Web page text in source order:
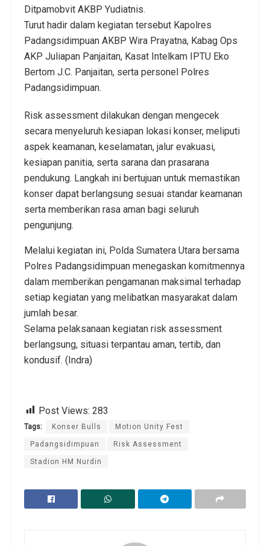
Ditpamobvit AKBP Yudiatnis.
Turut hadir dalam kegiatan tersebut Kapolres
Padangsidimpuan AKBP Wira Prayatna, Kabag Ops
AKP Juliapan Panjaitan, Kasat Intelkam IPTU Eko
Bertom J.C. Panjaitan, serta personel Polres
Padangsidimpuan.
Risk assessment dilakukan dengan mengecek
secara menyeluruh kesiapan lokasi konser, meliputi
aspek keamanan, keselamatan, jalur evakuasi,
kesiapan panitia, serta sarana dan prasarana
pendukung. Langkah ini bertujuan untuk memastikan
konser dapat berlangsung sesuai standar keamanan
serta memberikan rasa aman bagi seluruh
pengunjung.
Melalui kegiatan ini, Polda Sumatera Utara bersama
Polres Padangsidimpuan menegaskan komitmennya
dalam memberikan pengamanan maksimal terhadap
setiap kegiatan yang melibatkan masyarakat dalam
jumlah besar.
Selama pelaksanaan kegiatan risk assessment
berlangsung, situasi terpantau aman, tertib, dan
kondusif. (Indra)
Post Views: 283
Tags: Konser Bulls Motion Unity Fest
Padangsidimpuan Risk Assessment
Stadion HM Nurdin